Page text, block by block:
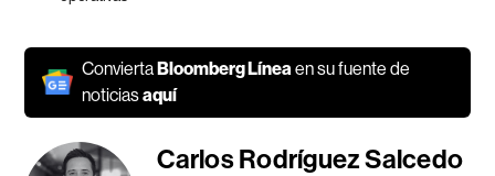
ConviertaBloomberg Línea en su fuente de
noticiasaquí
Carlos Rodríguez Salcedo